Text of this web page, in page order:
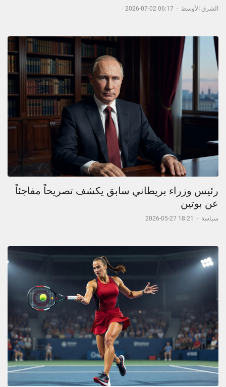
الشرق الأوسط -
06:17 02-07-2026
رئيس وزراء بريطاني سابق يكشف تصريحاً مفاجئاً
عن بوتين
سياسة -
18:21 27-05-2026